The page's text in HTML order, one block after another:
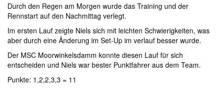
Durch den Regen am Morgen wurde das Training und der
Rennstart auf den Nachmittag verlegt.
Im ersten Lauf zeigte Niels sich mit leichten Schwierigkeiten, was
aber durch eine Änderung im Set-Up im verlauf besser wurde.
Der MSC Moorwinkelsdamm konnte diesen Lauf für sich
entscheiden und Niels war bester Punktfahrer aus dem Team.
Punkte: 1,2,2,3,3 = 11